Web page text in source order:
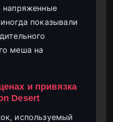
показывали
меша на
и привязка
Desert
используемый